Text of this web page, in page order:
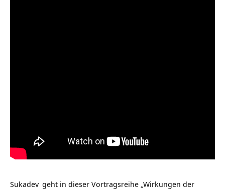
Sukadev geht in dieser Vortragsreihe „Wirkungen der